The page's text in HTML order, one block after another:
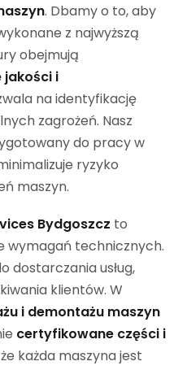
. Dbamy o to, aby
z najwyższą
obejmują
i
na identyfikację
zagrożeń. Nasz
do pracy w
ryzyko
maszyn.
Bydgoszcz to
wymagań technicznych.
dostarczania usług,
klientów. W
i demontażu maszyn
certyfikowane części i
każda maszyna jest